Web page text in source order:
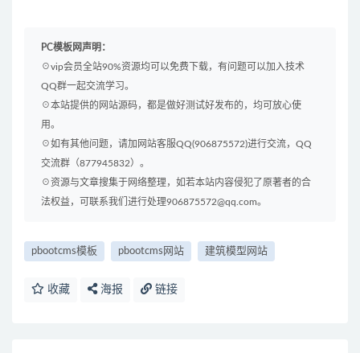
PC模板网声明：
☉vip会员全站90%资源均可以免费下载，有问题可以加入技术
QQ群一起交流学习。
☉本站提供的网站源码，都是做好测试好发布的，均可放心使
用。
☉如有其他问题，请加网站客服QQ(906875572)进行交流，QQ
交流群（877945832）。
☉资源与文章搜集于网络整理，如若本站内容侵犯了原著者的合
法权益，可联系我们进行处理906875572@qq.com。
pbootcms模板 pbootcms网站 建筑模型网站
收藏 海报 链接